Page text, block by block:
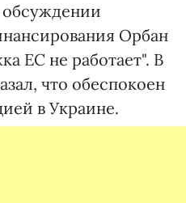
обсуждении
Орбан
ЕС не работает". В
что обеспокоен
в Украине.